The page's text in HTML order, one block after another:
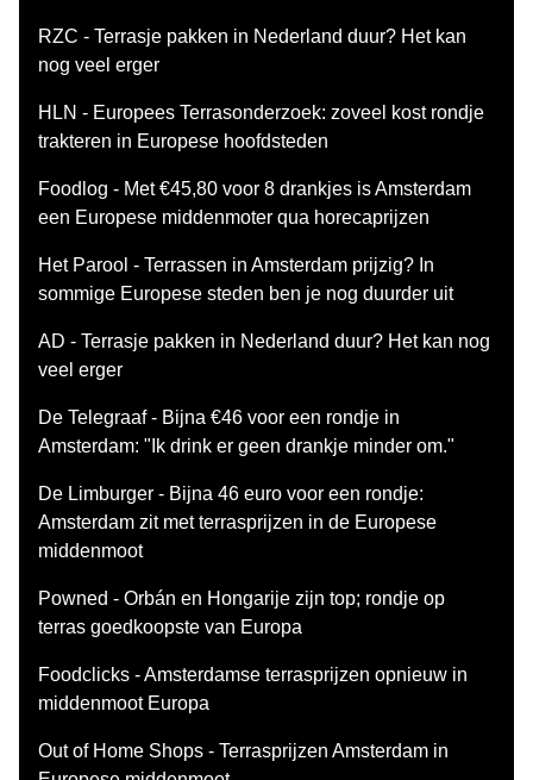
RZC - Terrasje pakken in Nederland duur? Het kan
nog veel erger
HLN - Europees Terrasonderzoek: zoveel kost rondje
trakteren in Europese hoofdsteden
Foodlog - Met €45,80 voor 8 drankjes is Amsterdam
een Europese middenmoter qua horecaprijzen
Het Parool - Terrassen in Amsterdam prijzig? In
sommige Europese steden ben je nog duurder uit
AD - Terrasje pakken in Nederland duur? Het kan nog
veel erger
De Telegraaf - Bijna €46 voor een rondje in
Amsterdam: "Ik drink er geen drankje minder om."
De Limburger - Bijna 46 euro voor een rondje:
Amsterdam zit met terrasprijzen in de Europese
middenmoot
Powned - Orbán en Hongarije zijn top; rondje op
terras goedkoopste van Europa
Foodclicks - Amsterdamse terrasprijzen opnieuw in
middenmoot Europa
Out of Home Shops - Terrasprijzen Amsterdam in